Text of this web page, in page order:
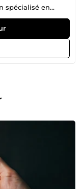
spécialisé en
freelance depuis
Fondateur de
complètes —
production —
Mes projets
Logiciel
Android) avec
marketplaces,
: MTN Mobile
Déploiement
pipelines